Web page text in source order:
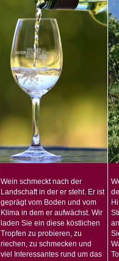
Wein schmeckt nach der
Landschaft in der er steht. Er ist
geprägt vom Boden und vom
Klima in dem er aufwächst. Wir
laden Sie ein diese köstlichen
Tropfen zu probieren, zu
riechen, zu schmecken und
viel Interessantes rund um das